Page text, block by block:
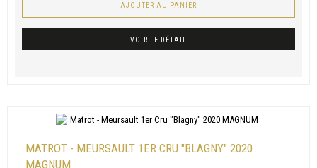
AJOUTER AU PANIER
VOIR LE DÉTAIL
MATROT - MEURSAULT 1ER CRU "BLAGNY" 2020
MAGNUM